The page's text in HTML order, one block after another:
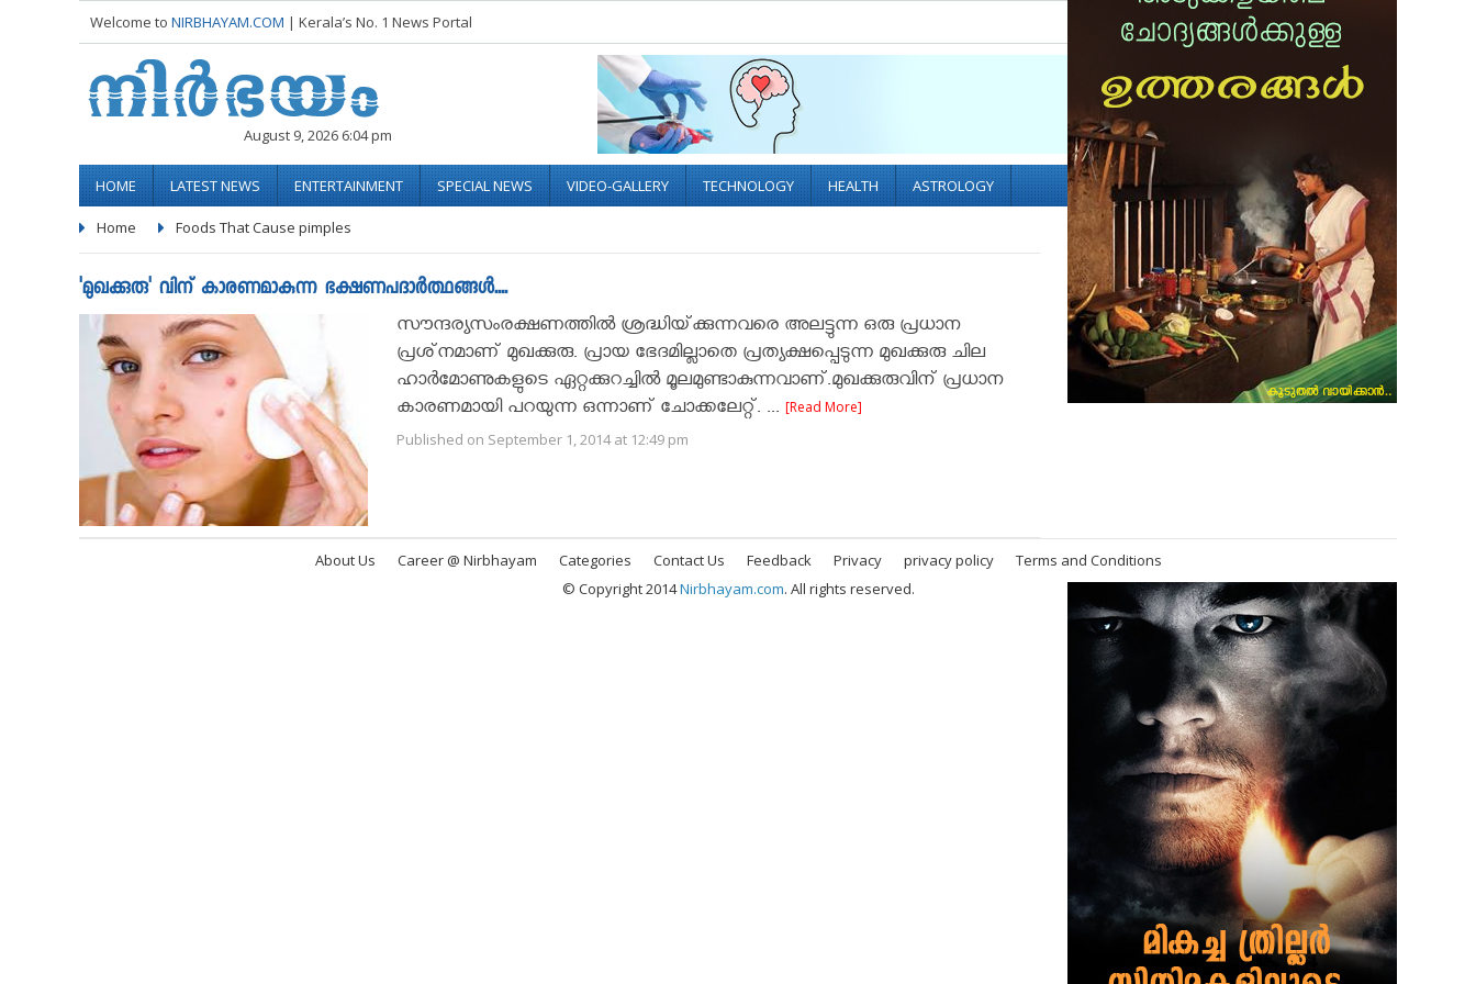
Welcome to NIRBHAYAM.COM | Kerala’s No. 1 News Portal Socialize with us
August 9, 2026 6:04 pm
HOME LATEST NEWS ENTERTAINMENT SPECIAL NEWS VIDEO-GALLERY TECHNOLOGY HEALTH ASTROLOGY
Home Foods That Cause pimples
'മുഖക്കുരു' വിന് കാരണമാകുന്ന ഭക്ഷണപദാര്‍ത്ഥങ്ങള്‍....
സൗന്ദര്യസംരക്ഷണത്തില്‍ ശ്രദ്ധിയ്‌ക്കുന്നവരെ അലട്ടുന്ന ഒരു പ്രധാന
പ്രശ്‌നമാണ്‌ മുഖക്കുരു. പ്രായ ഭേദമില്ലാതെ പ്രത്യക്ഷപ്പെടുന്ന മുഖക്കുരു ചില
ഹാര്‍മോണുകളുടെ ഏറ്റക്കുറച്ചില്‍ മൂലമുണ്ടാകുന്നവാണ്.മുഖക്കുരുവിന് പ്രധാന
കാരണമായി പറയുന്ന ഒന്നാണ് ചോക്കലേറ്റ്. ... [Read More]
Published on September 1, 2014 at 12:49 pm
About Us Career @ Nirbhayam Categories Contact Us Feedback Privacy privacy policy
Terms and Conditions
© Copyright 2014Nirbhayam.com. All rights reserved.